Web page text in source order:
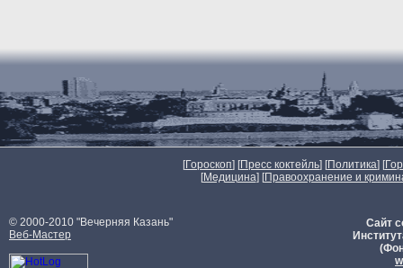
[Гороскоп] [Пресс коктейль] [Политика] [
[Медицина] [Правоохранение и
© 2000-2010 "Вечерняя Казань"
Веб-Мастер
Сайт